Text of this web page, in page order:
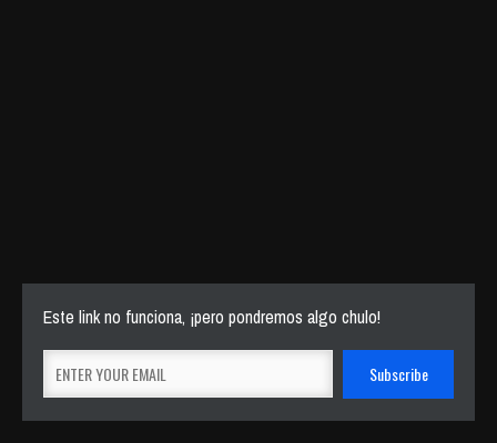
Este link no funciona, ¡pero pondremos algo chulo!